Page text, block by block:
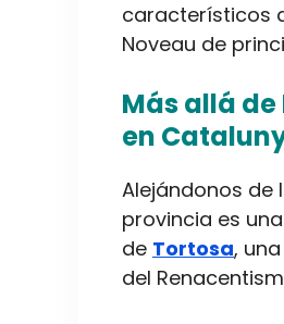
característicos
Noveau de
Más allá
en
Alejándonos de
provincia es
de Tortosa,
del